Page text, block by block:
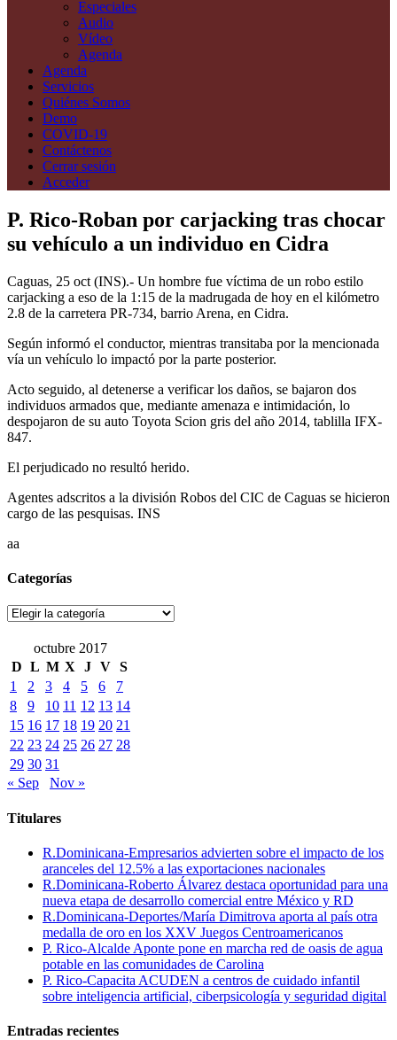
Especiales
Audio
Vídeo
Agenda
Agenda
Servicios
Quiénes Somos
Demo
COVID-19
Contáctenos
Cerrar sesión
Acceder
P. Rico-Roban por carjacking tras chocar
su vehículo a un individuo en Cidra
Caguas, 25 oct (INS).- Un hombre fue víctima de un robo estilo
carjacking a eso de la 1:15 de la madrugada de hoy en el kilómetro
2.8 de la carretera PR-734, barrio Arena, en Cidra.
Según informó el conductor, mientras transitaba por la mencionada
vía un vehículo lo impactó por la parte posterior.
Acto seguido, al detenerse a verificar los daños, se bajaron dos
individuos armados que, mediante amenaza e intimidación, lo
despojaron de su auto Toyota Scion gris del año 2014, tablilla IFX-
847.
El perjudicado no resultó herido.
Agentes adscritos a la división Robos del CIC de Caguas se hicieron
cargo de las pesquisas. INS
aa
Categorías
Categorías
octubre 2017
D L M X J V S
1
2 3 4 5 6
7
8
9 10 11 12 13 14
15 16 17 18 19 20 21
22 23 24 25 26 27 28
29 30 31
« Sep
Nov »
Titulares
R.Dominicana-Empresarios advierten sobre el impacto de los
aranceles del 12.5% a las exportaciones nacionales
R.Dominicana-Roberto Álvarez destaca oportunidad para una
nueva etapa de desarrollo comercial entre México y RD
R.Dominicana-Deportes/María Dimitrova aporta al país otra
medalla de oro en los XXV Juegos Centroamericanos
P. Rico-Alcalde Aponte pone en marcha red de oasis de agua
potable en las comunidades de Carolina
P. Rico-Capacita ACUDEN a centros de cuidado infantil
sobre inteligencia artificial, ciberpsicología y seguridad digital
Entradas recientes